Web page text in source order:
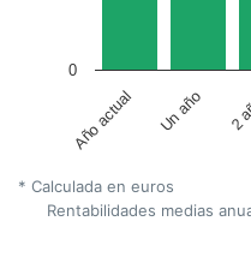
Año actual Un año 2
0
* Calculada en euros
Rentabilidades medias